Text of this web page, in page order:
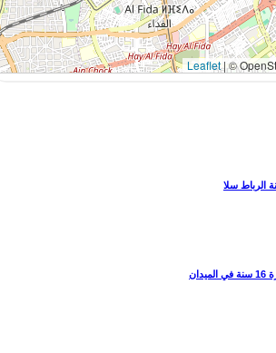
|©
الرباط سلا